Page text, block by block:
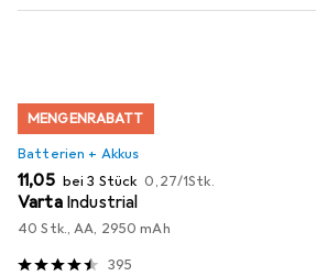
MENGENRABATT
Batterien + Akkus
EUR
11,05 bei 3 Stück EUR
0,27/1Stk.
Varta Industrial
40 Stk., AA, 2950 mAh
395